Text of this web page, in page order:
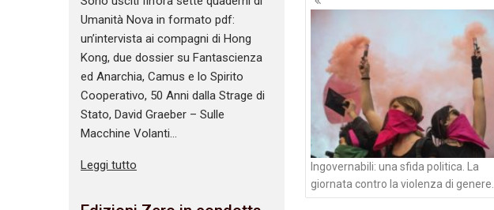
articoli
Ingovernabili: una sfida politica. La
giornata contro la violenza di genere.
Umanità Nova in formato pdf:
un’intervista ai compagni di Hong
Kong, due dossier su Fantascienza
ed Anarchia, Camus e lo Spirito
Cooperativo, 50 Anni dalla Strage di
Stato, David Graeber – Sulle
Macchine Volanti…
Leggi tutto